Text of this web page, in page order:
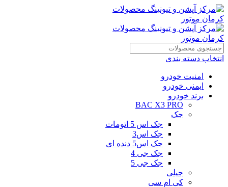
انتخاب دسته بندی
امنیت خودرو
ایمنی خودرو
برند خودرو
BAC X3 PRO
جک
جک اس 5 اتومات
جک اس3
جک اس5 دنده ای
جک جی 4
جک جی 5
جیلی
کی ام سی